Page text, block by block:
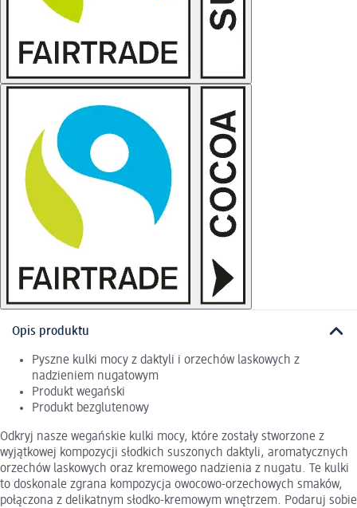
Opis produktu
Pyszne kulki mocy z daktyli i orzechów laskowych z
nadzieniem nugatowym
Produkt wegański
Produkt bezglutenowy
Odkryj nasze wegańskie kulki mocy, które zostały stworzone z
wyjątkowej kompozycji słodkich suszonych daktyli, aromatycznych
orzechów laskowych oraz kremowego nadzienia z nugatu. Te kulki
to doskonale zgrana kompozycja owocowo-orzechowych smaków,
połączona z delikatnym słodko-kremowym wnętrzem. Podaruj sobie